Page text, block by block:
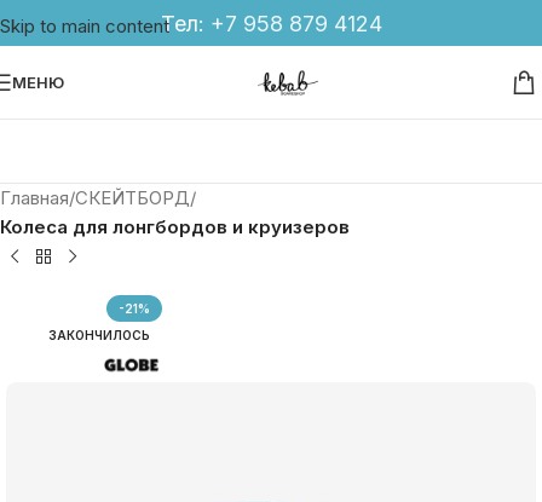
Skip to main contentТел: +7 958 879 4124
МЕНЮ
Главная СКЕЙТБОРД
Колеса для лонгбордов и круизеров
-21%
ЗАКОНЧИЛОСЬ